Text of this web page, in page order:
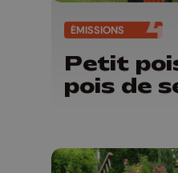
ÉMISSIONS
Petit
pois de